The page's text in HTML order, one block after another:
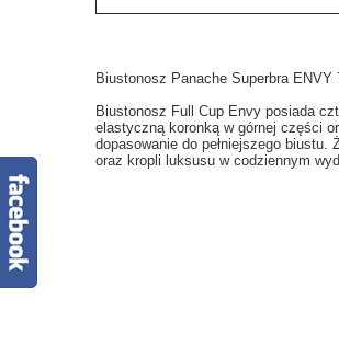
Biustonosz Panache Superbra ENVY
Biustonosz Full Cup Envy posiada
elastyczną koronką w górnej części
dopasowanie do pełniejszego
oraz kropli luksusu w codziennym